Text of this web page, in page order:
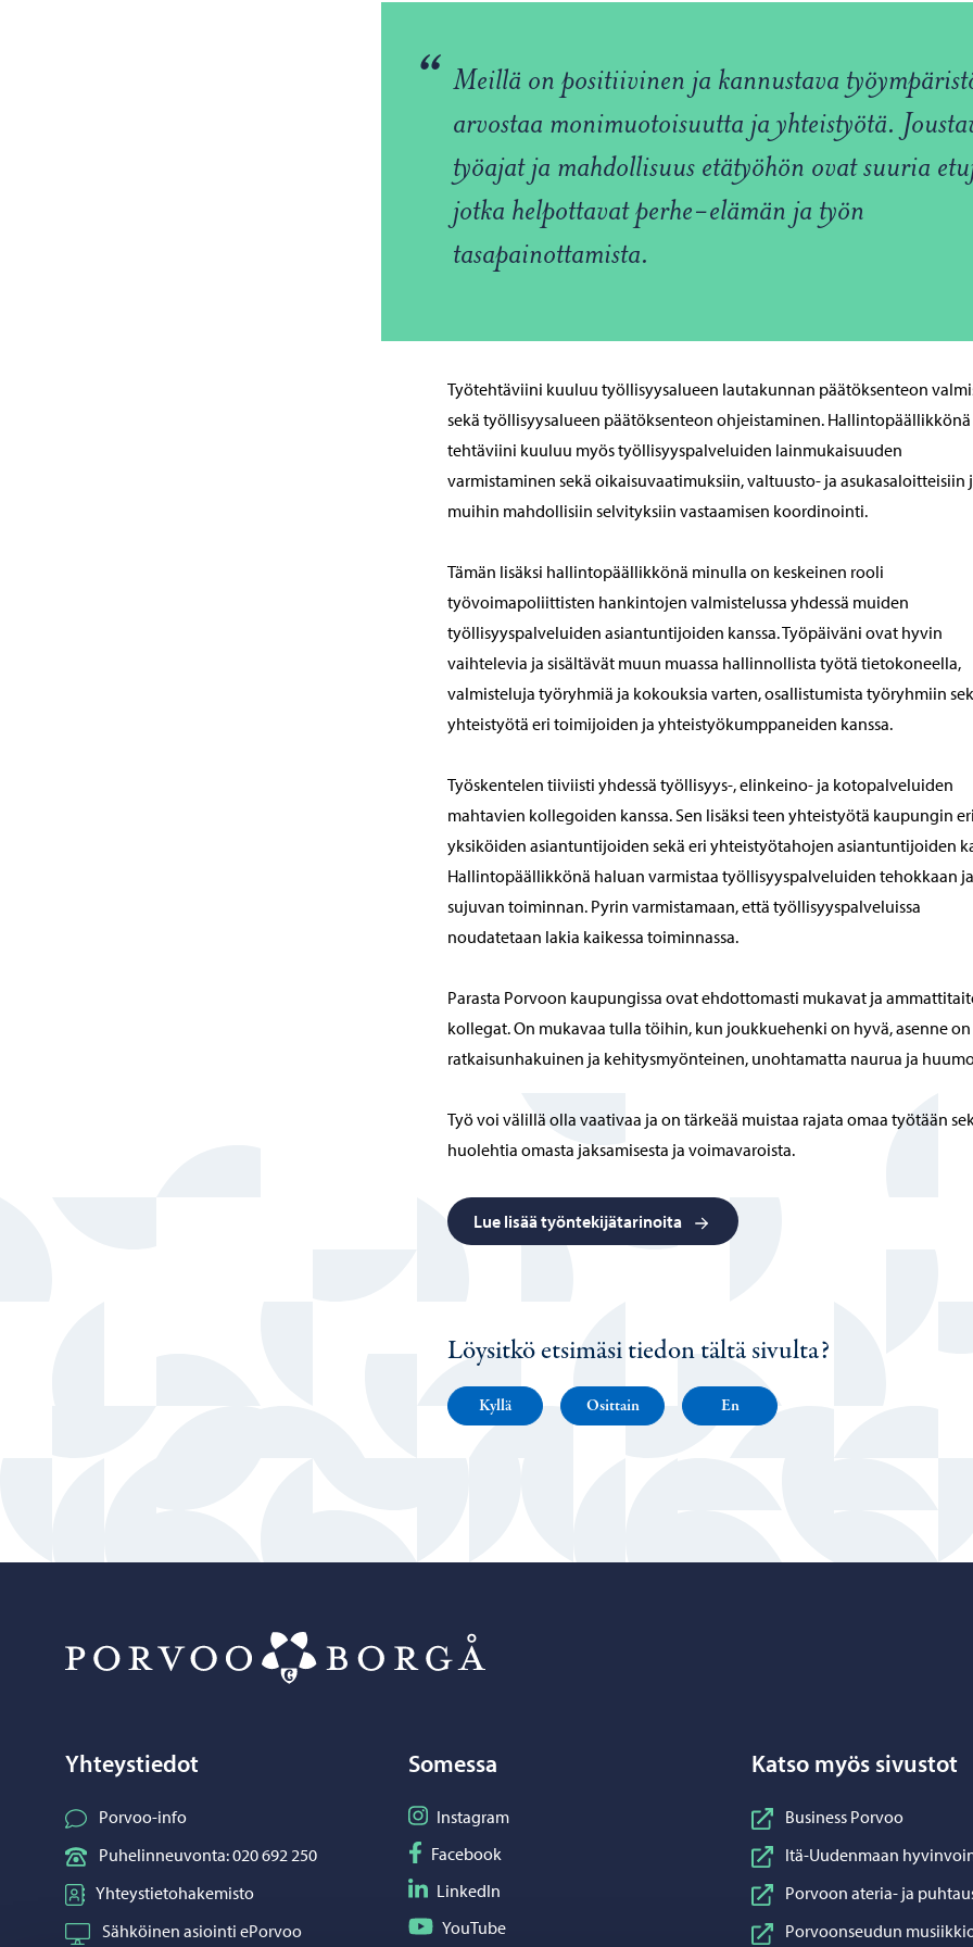
“ Meillä on positiivinen ja kannustava
arvostaa monimuotoisuutta ja yhteistyötä.
työajat ja mahdollisuus etätyöhön ovat suuria
jotka helpottavat perhe-elämän ja työn
tasapainottamista.
Työtehtäviini kuuluu työllisyysalueen lautakunnan päätöksenteon
sekä työllisyysalueen päätöksenteon ohjeistaminen. Hallintopäällikkönä
tehtäviini kuuluu myös työllisyyspalveluiden lainmukaisuuden
varmistaminen sekä oikaisuvaatimuksiin, valtuusto- ja asukasaloitteisiin
muihin mahdollisiin selvityksiin vastaamisen koordinointi.
Tämän lisäksi hallintopäällikkönä minulla on keskeinen rooli
työvoimapoliittisten hankintojen valmistelussa yhdessä muiden
työllisyyspalveluiden asiantuntijoiden kanssa. Työpäiväni ovat hyvin
vaihtelevia ja sisältävät muun muassa hallinnollista työtä tietokoneella,
valmisteluja työryhmiä ja kokouksia varten, osallistumista työryhmiin
yhteistyötä eri toimijoiden ja yhteistyökumppaneiden kanssa.
Työskentelen tiiviisti yhdessä työllisyys-, elinkeino- ja kotopalveluiden
mahtavien kollegoiden kanssa. Sen lisäksi teen yhteistyötä kaupungin eri
yksiköiden asiantuntijoiden sekä eri yhteistyötahojen asiantuntijoiden
Hallintopäällikkönä haluan varmistaa työllisyyspalveluiden tehokkaan ja
sujuvan toiminnan. Pyrin varmistamaan, että työllisyyspalveluissa
noudatetaan lakia kaikessa toiminnassa.
Parasta Porvoon kaupungissa ovat ehdottomasti mukavat ja
kollegat. On mukavaa tulla töihin, kun joukkuehenki on hyvä, asenne on
ratkaisunhakuinen ja kehitysmyönteinen, unohtamatta naurua ja
Työ voi välillä olla vaativaa ja on tärkeää muistaa rajata omaa työtään
huolehtia omasta jaksamisesta ja voimavaroista.
Lue lisää työntekijätarinoita
Löysitkö etsimäsi tiedon tältä sivulta?
Kyllä Osittain En
Yhteystiedot
Porvoo-info
Puhelinneuvonta: 020 692 250
Yhteystietohakemisto
Sähköinen asiointi ePorvoo
Somessa
Seuraa Instagram
Instagram
Seuraa Facebook
Facebook
Seuraa LinkedIn
LinkedIn
Seuraa YouTube
YouTube
Katso myös sivustot
Business Porvoo
Itä-Uudenmaan
Porvoon ateria- ja
Porvoonseudun